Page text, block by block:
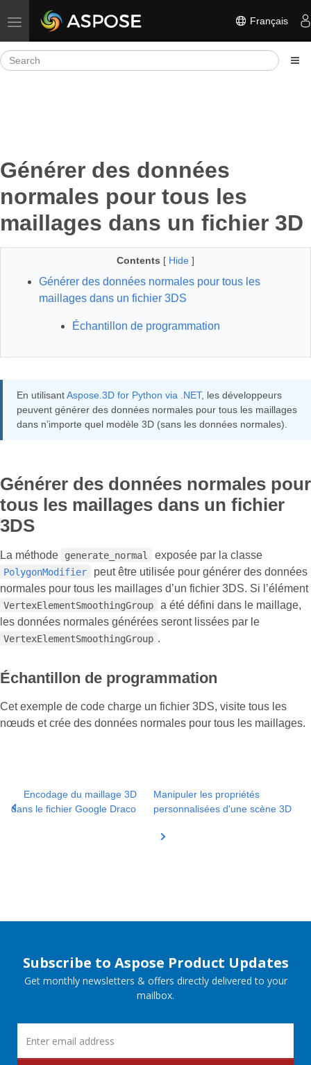
Toggle navigation Français
Générer des données
normales pour tous les
maillages dans un fichier 3D
Contents [ Hide ]
Générer des données normales pour tous les
maillages dans un fichier 3DS
Échantillon de programmation
En utilisantAspose.3D for Python via .NET, les développeurs
peuvent générer des données normales pour tous les maillages
dans n’importe quel modèle 3D (sans les données normales).
Générer des données normales pour
tous les maillages dans un fichier
3DS
La méthode generate_normal exposée par la classe
PolygonModifier
peut être utilisée pour générer des données
normales pour tous les maillages d’un fichier 3DS. Si l’élément
VertexElementSmoothingGroup
a été défini dans le maillage,
les données normales générées seront lissées par le
VertexElementSmoothingGroup .
Échantillon de programmation
Cet exemple de code charge un fichier 3DS, visite tous les
nœuds et crée des données normales pour tous les maillages.
Encodage du maillage 3D
dans le fichier Google Draco
Manipuler les propriétés
personnalisées d'une scène 3D
Subscribe to Aspose Product Updates
Get monthly newsletters & offers directly delivered to your
mailbox.